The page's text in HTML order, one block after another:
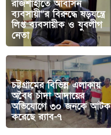
রাজশাহীতে আবাসন
ব্যবসায়ী”র বিরুদ্ধে ষড়যন্ত্রে
লিপ্ত ব্যবসায়ীক ও যুবলীগ
নেতা
চট্টগ্রামের বিভিন্ন এলাকায়
অবৈধ চাঁদা আদায়ের
অভিযোগে ৩০ জনকে আটক
করেছে র‌্যাব-৭